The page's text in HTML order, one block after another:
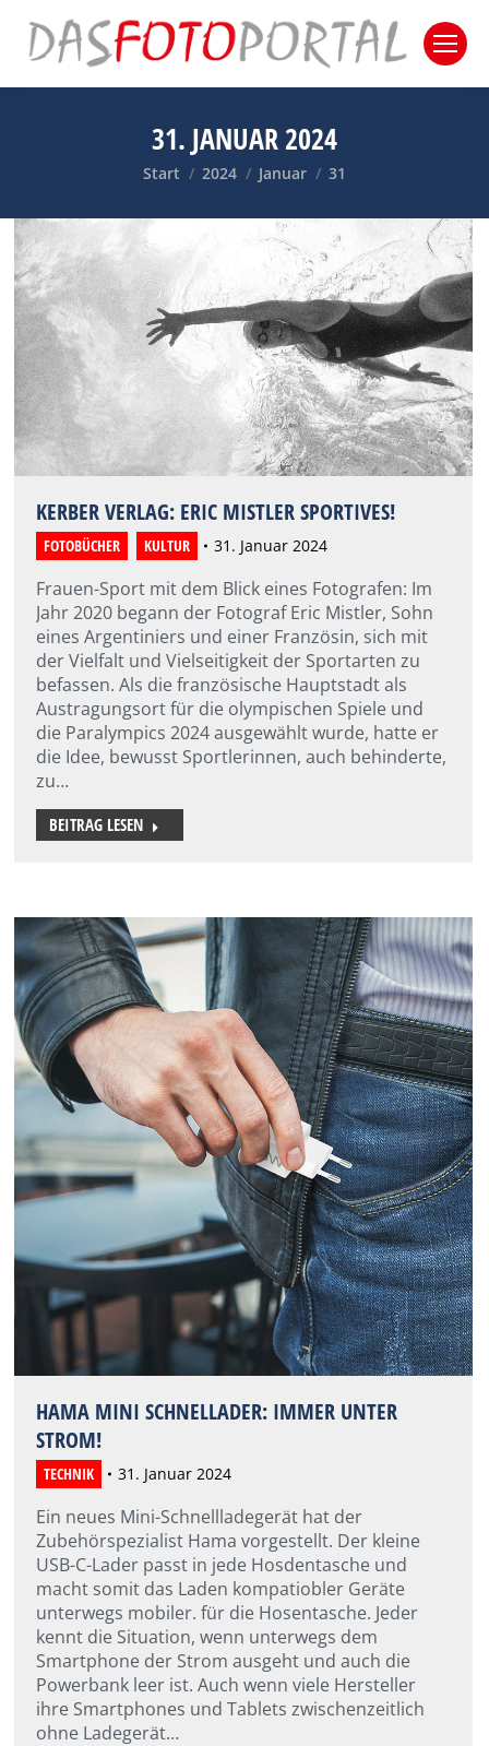
31. JANUAR 2024
Sie befinden sich hier:
Start 2024 Januar 31
KERBER VERLAG: ERIC MISTLER SPORTIVES!
FOTOBÜCHER KULTUR 31. Januar 2024
Frauen-Sport mit dem Blick eines Fotografen: Im
Jahr 2020 begann der Fotograf Eric Mistler, Sohn
eines Argentiniers und einer Französin, sich mit
der Vielfalt und Vielseitigkeit der Sportarten zu
befassen. Als die französische Hauptstadt als
Austragungsort für die olympischen Spiele und
die Paralympics 2024 ausgewählt wurde, hatte er
die Idee, bewusst Sportlerinnen, auch behinderte,
zu…
BEITRAG LESEN
HAMA MINI SCHNELLADER: IMMER UNTER
STROM!
TECHNIK 31. Januar 2024
Ein neues Mini-Schnellladegerät hat der
Zubehörspezialist Hama vorgestellt. Der kleine
USB-C-Lader passt in jede Hosdentasche und
macht somit das Laden kompatiobler Geräte
unterwegs mobiler. für die Hosentasche. Jeder
kennt die Situation, wenn unterwegs dem
Smartphone der Strom ausgeht und auch die
Powerbank leer ist. Auch wenn viele Hersteller
ihre Smartphones und Tablets zwischenzeitlich
ohne Ladegerät…